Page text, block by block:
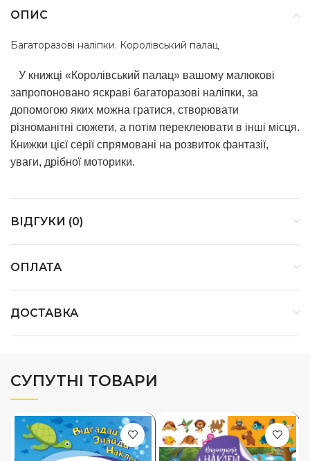
ОПИС
Багаторазові наліпки. Королівський палац
У книжці «Королівський палац» вашому малюкові
запропоновано яскраві багаторазові наліпки, за
допомогою яких можна гратися, створювати
різноманітні сюжети, а потім переклеювати в інші місця.
Книжки цієї серії спрямовані на розвиток фантазії,
уваги, дрібної моторики.
ВІДГУКИ (0)
ОПЛАТА
ДОСТАВКА
СУПУТНІ ТОВАРИ